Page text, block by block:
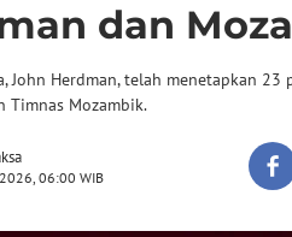
dan
John Herdman, telah menetapkan 23
Timnas Mozambik.
06:00 WIB